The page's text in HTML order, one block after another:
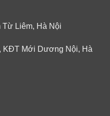
Liêm, Hà Nội
KĐT Mới Dương Nội, Hà